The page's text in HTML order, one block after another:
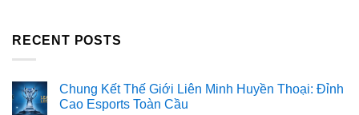
RECENT POSTS
Chung Kết Thế Giới Liên Minh Huyền Thoại: Đỉnh
Cao Esports Toàn Cầu